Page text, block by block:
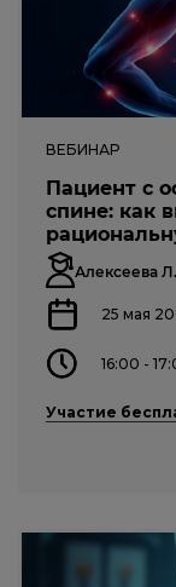
ВЕБИНАР
Пациент с
спине: как
терапию?
Алексеева
25 мая
16:00 -
Участие